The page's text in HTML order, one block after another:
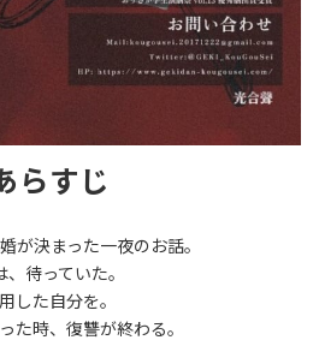
らすじ
が決まった一夜のお話。
、待っていた。
した自分を。
た時、復讐が終わる。